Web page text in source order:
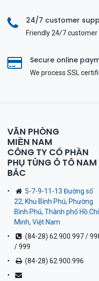
24/7 customer
Friendly 24/7
Secure online
We process SSL
VĂN PHÒNG
MIỀN NAM
CÔNG TY CỔ PHẦN
PHỤ TÙNG Ô TÔ NAM
BẮC
5-7-9-11-13 Đường số
22, Khu Bình Phú, Phường
Bình Phú, Thành phố Hồ Chí
Minh, Việt Nam
(84-28) 62.900.997 /
/ 999
(84-28) 62.900.996